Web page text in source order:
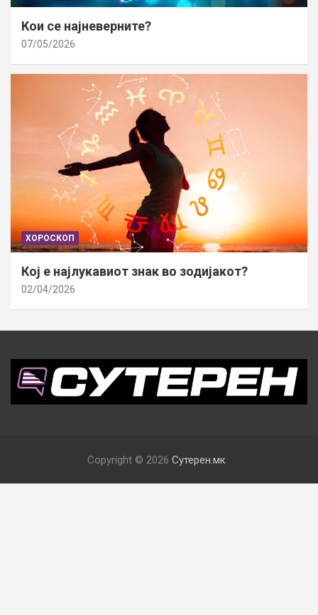
Кои се најневерните?
07/05/2026
ХОРОСКОП
Кој е најлукавиот знак во зодијакот?
02/04/2026
Copyright © 2026 Сутерен.мк